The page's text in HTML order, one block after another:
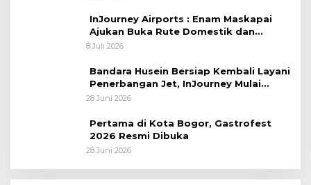
InJourney Airports : Enam Maskapai
Ajukan Buka Rute Domestik dan
Internasional dari Bandara Husein
8 Juli 2026
Bandara Husein Bersiap Kembali Layani
Penerbangan Jet, InJourney Mulai
Tahap Optimalisasi
28 Juni 2026
Pertama di Kota Bogor, Gastrofest
2026 Resmi Dibuka
28 Juni 2026